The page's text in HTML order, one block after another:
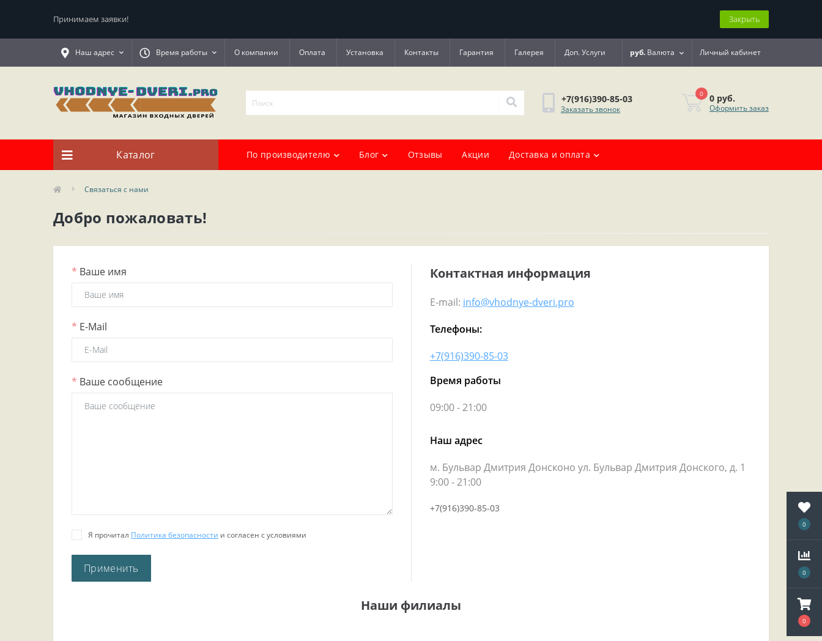
0
0
0
Принимаем заявки! Закрыть
Наш адрес Время работы О компании Оплата Установка Контакты Гарантия Галерея Доп. Услуги руб. Валюта Личный кабинет
+7(916)390-85-03
Заказать звонок
0 0 руб.
Оформить заказ
Каталог По производителю Блог Отзывы Акции Доставка и оплата
Связаться с нами
Добро пожаловать!
* Ваше имя
* E-Mail
* Ваше сообщение
Я прочитал Политика безопасности и согласен с условиями
Контактная информация
E-mail: info@vhodnye-dveri.pro
Телефоны:
+7(916)390-85-03
Время работы
09:00 - 21:00
Наш адрес
м. Бульвар Дмитрия Донсконо ул. Бульвар Дмитрия Донского, д. 1
9:00 - 21:00
+7(916)390-85-03
Наши филиалы